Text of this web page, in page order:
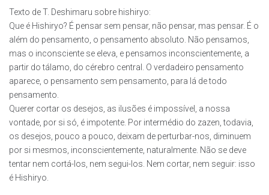
Texto de T. Deshimaru sobre hishiryo:
Que é Hishiryo? É pensar sem pensar, não pensar, mas pensar. É o
além do pensamento, o pensamento absoluto. Não pensamos,
mas o inconsciente se eleva, e pensamos inconscientemente, a
partir do tálamo, do cérebro central. O verdadeiro pensamento
aparece, o pensamento sem pensamento, para lá de todo
pensamento.
Querer cortar os desejos, as ilusões é impossível, a nossa
vontade, por si só, é impotente. Por intermédio do zazen, todavia,
os desejos, pouco a pouco, deixam de perturbar-nos, diminuem
por si mesmos, inconscientemente, naturalmente. Não se deve
tentar nem cortá-los, nem segui-los. Nem cortar, nem seguir: isso
é Hishiryo.